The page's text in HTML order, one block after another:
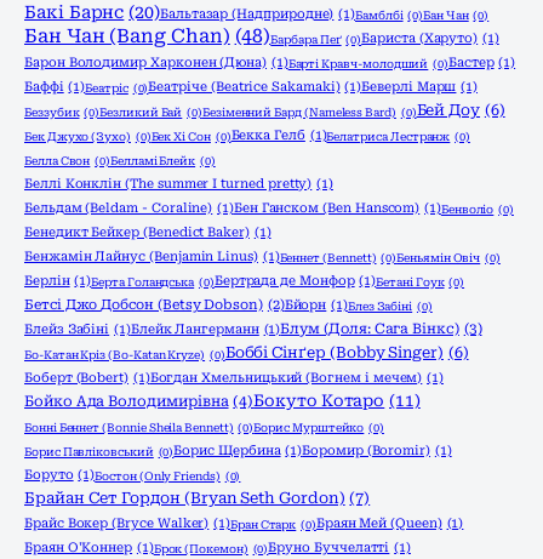
Бакі Барнс (20)Бальтазар (Надприродне) (1)Бамблбі (0)Бан Чан (0)
Бан Чан (Bang Chan) (48)Барбара Пеґ (0)Бариста (Харуто) (1)
Барон Володимир Харконен (Дюна) (1)Барті Кравч-молодший (0)Бастер (1)
Баффі (1)Беатріс (0)Беатріче (Beatrice Sakamaki) (1)Беверлі Марш (1)
Беззубик (0)Безликий Бай (0)Безіменний Бард (Nameless Bard) (0)Бей Доу (6)
Бек Джухо (Зухо) (0)Бек Хі Сон (0)Бекка Гелб (1)Белатриса Лестранж (0)
Белла Свон (0)Белламі Блейк (0)
Беллі Конклін (The summer I turned pretty) (1)
Бельдам (Beldam - Coraline) (1)Бен Ганском (Ben Hanscom) (1)Бенволіо (0)
Бенедикт Бейкер (Benedict Baker) (1)
Бенжамін Лайнус (Benjamin Linus) (1)Беннет (Bennett) (0)Беньямін Овіч (0)
Берлін (1)Берта Голандська (0)Бертрада де Монфор (1)Бетані Гоук (0)
Бетсі Джо Добсон (Betsy Dobson) (2)Бйорн (1)Блез Забіні (0)
Блейз Забіні (1)Блейк Лангерманн (1)Блум (Доля: Сага Вінкс) (3)
Бо-Катан Кріз (Bo-Katan Kryze) (0)Боббі Сінґер (Bobby Singer) (6)
Боберт (Bobert) (1)Богдан Хмельницький (Вогнем і мечем) (1)
Бойко Ада Володимирівна (4)Бокуто Котаро (11)
Бонні Беннет (Bonnie Sheila Bennett) (0)Борис Мурштейко (0)
Борис Павліковський (0)Борис Щербина (1)Боромир (Boromir) (1)
Боруто (1)Бостон (Only Friends) (0)
Брайан Сет Гордон (Bryan Seth Gordon) (7)
Брайс Вокер (Bryce Walker) (1)Бран Старк (0)Браян Мей (Queen) (1)
Браян О'Коннер (1)Брок (Покемон) (0)Бруно Буччелатті (1)